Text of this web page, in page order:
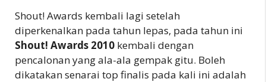
Shout! Awards kembali lagi setelah
diperkenalkan pada tahun lepas, pada tahun ini
Shout! Awards 2010 kembali dengan
pencalonan yang ala-ala gempak gitu. Boleh
dikatakan senarai top finalis pada kali ini adalah